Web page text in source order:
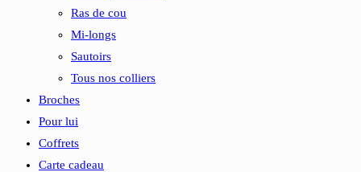
Ras de cou
Mi-longs
Sautoirs
Tous nos colliers
Broches
Pour lui
Coffrets
Carte cadeau